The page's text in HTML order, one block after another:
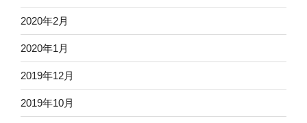
2020年2月
2020年1月
2019年12月
2019年10月